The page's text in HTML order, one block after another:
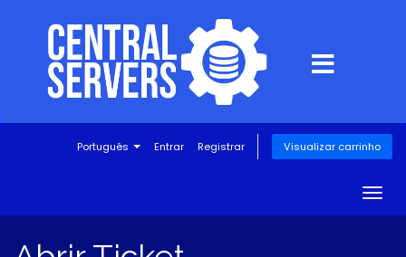
Português Entrar Registrar Visualizar carrinho